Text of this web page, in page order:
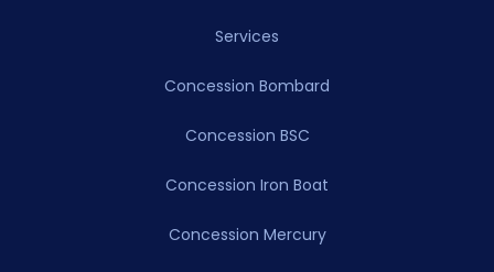
Services
Concession Bombard
Concession BSC
Concession Iron Boat
Concession Mercury